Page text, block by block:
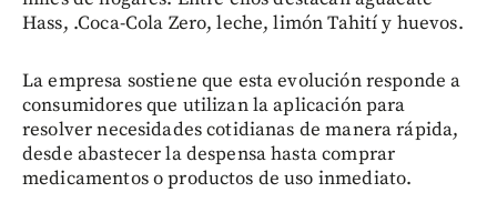
Hass, .Coca-Cola Zero, leche, limón Tahití y huevos.
La empresa sostiene que esta evolución responde a
consumidores que utilizan la aplicación para
resolver necesidades cotidianas de manera rápida,
desde abastecer la despensa hasta comprar
medicamentos o productos de uso inmediato.